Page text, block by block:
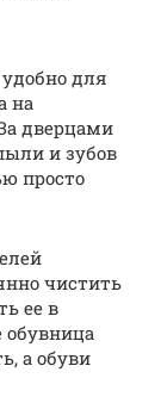
для
на
дверцами
и зубов
просто
чистить
ее в
а обуви